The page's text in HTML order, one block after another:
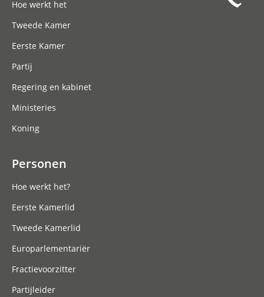
Hoe werkt het
Tweede Kamer
Eerste Kamer
Partij
Regering en kabinet
Ministeries
Koning
Personen
Hoe werkt het?
Eerste Kamerlid
Tweede Kamerlid
Europarlementariër
Fractievoorzitter
Partijleider